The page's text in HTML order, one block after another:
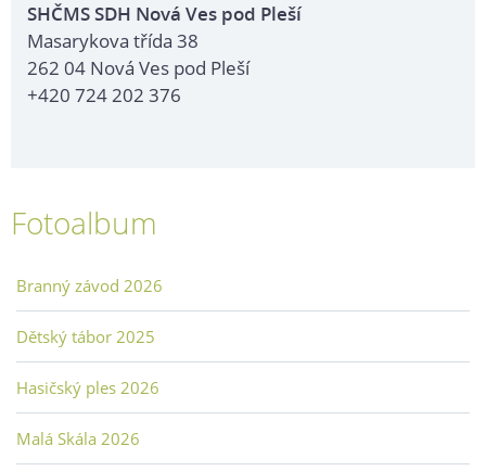
SHČMS SDH Nová Ves pod Pleší
Masarykova třída 38
262 04 Nová Ves pod Pleší
+420 724 202 376
Fotoalbum
Branný závod 2026
Dětský tábor 2025
Hasičský ples 2026
Malá Skála 2026